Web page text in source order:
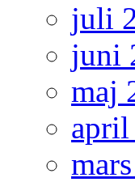
juli
juni
maj
april